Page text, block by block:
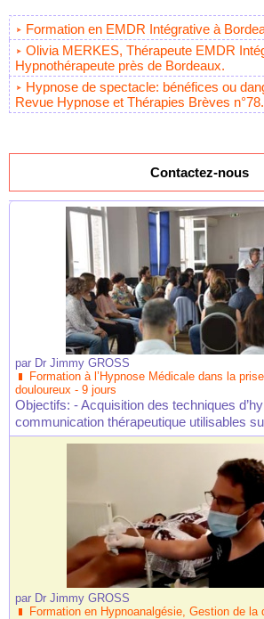
Formation en EMDR Intégrative à
Olivia MERKES, Thérapeute EMDR
Hypnothérapeute près de Bordeaux.
Hypnose de spectacle: bénéfices ou
Revue Hypnose et Thérapies Brèves n°78.
Contactez-nous
par Dr Jimmy GROSS
Formation à l’Hypnose Médicale dans la
douloureux - 9 jours
Objectifs: - Acquisition des techniques
communication thérapeutique utilisables
par Dr Jimmy GROSS
Formation en Hypnoanalgésie, Gestion de la